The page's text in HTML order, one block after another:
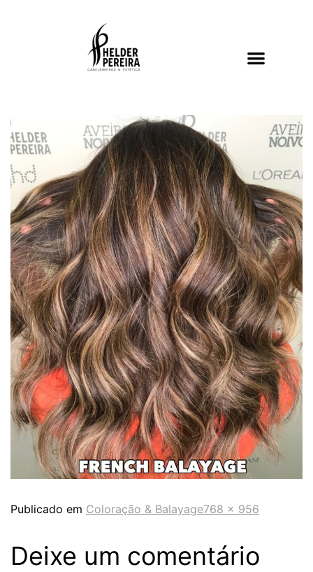
Publicado em Coloração & Balayage768 × 956
Deixe um comentário